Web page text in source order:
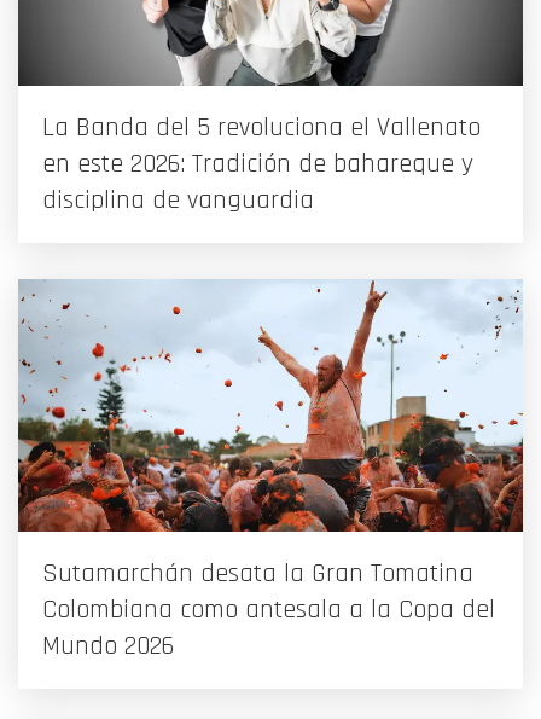
La Banda del 5 revoluciona el Vallenato
en este 2026: Tradición de bahareque y
disciplina de vanguardia
Sutamarchán desata la Gran Tomatina
Colombiana como antesala a la Copa del
Mundo 2026